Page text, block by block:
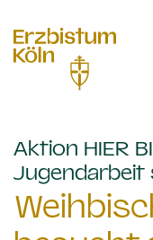
Aktion HIER
Jugendarbeit